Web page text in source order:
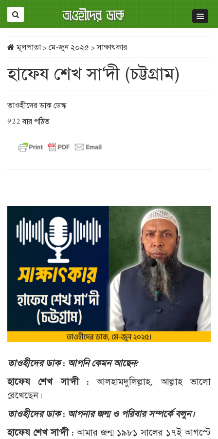
মূলপাতা> মে-জুন ২০২৫ > সাক্ষাৎকার
হাফেয শেখ সা‘দী (চট্টগ্রাম)
তাওহীদের ডাক ডেস্ক
922 বার পঠিত
তাওহীদের ডাক : আপনি কেমন আছেন?
হাফেয শেখ সা‘দী :আলহামদুলিল্লাহ, আল্লাহ ভালো
রেখেছেন।
তাওহীদের ডাক : আপনার জন্ম ও পরিবার সম্পর্কে বলুন।
হাফেয শেখ সা‘দী :আমার জন্ম ১৯৮১ সালের ১৭ই আগস্টে